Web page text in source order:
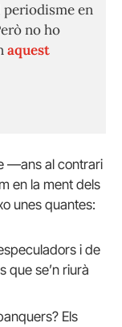
periodisme en
no ho
aquest
—ans al contrari
en la ment dels
unes quantes:
i de
que se’n riurà
Els